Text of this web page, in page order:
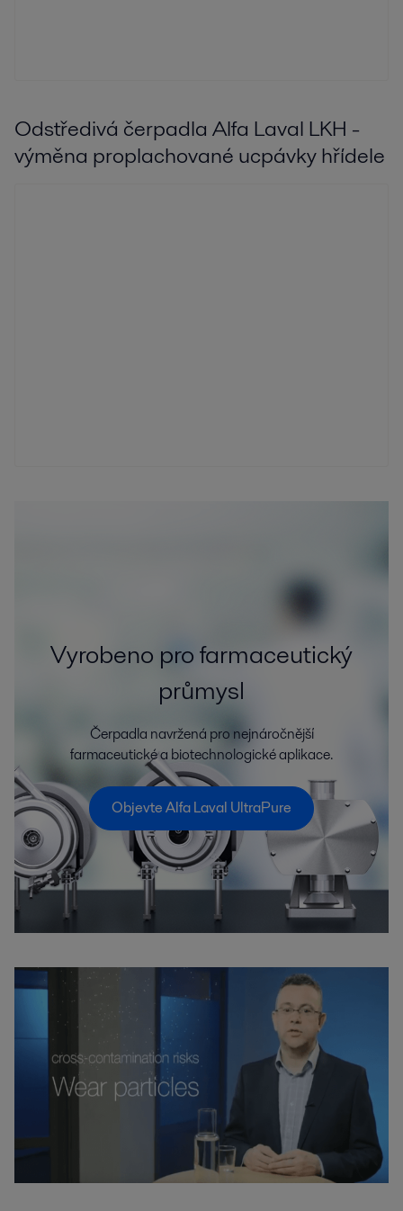
Odstředivá čerpadla Alfa Laval LKH -
výměna proplachované ucpávky hřídele
Vyrobeno pro farmaceutický
průmysl
Čerpadla navržená pro nejnáročnější
farmaceutické a biotechnologické aplikace.
Objevte Alfa Laval UltraPure